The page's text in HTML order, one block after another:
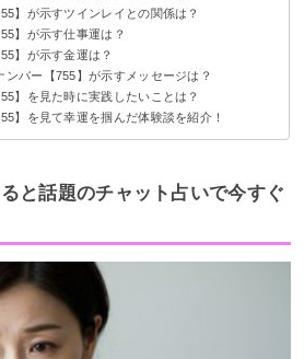
】が示すツインレイとの関係は？
機が訪れます
】が示す仕事運は？
】が示す金運は？
ンバー【755】が示すメッセージは？
合
合】を見た時に実践したいことは？
をする
】を見て幸運を掴んだ体験談を紹介！
功した
と話題のチャット占いで今すぐ